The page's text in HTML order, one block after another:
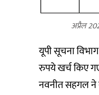
अप्रैल
यूपी सूचना
रुपये खर्च किए
नवनीत सहगल ने